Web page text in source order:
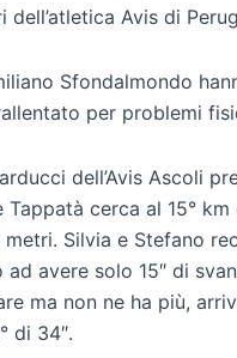
dell’atletica Avis di
Sfondalmondo
per problemi
dell’Avis Ascoli
Tappatà cerca al 15°
Silvia e Stefano
ad avere solo 15″ di
ma non ne ha più,
di 34″.